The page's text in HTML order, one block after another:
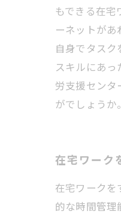
もできる在
ーネットが
自身でタス
スキルにあ
労支援セン
がでしょうか。
在宅ワーク
在宅ワークを
的な時間管理